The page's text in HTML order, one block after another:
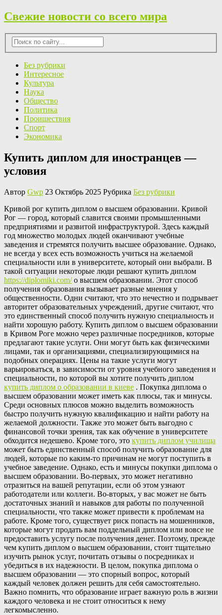
Свежие новости со всего мира
Без рубрики
Интересное
Культура
Наука
Общество
Политика
Проишествия
Спорт
Экономика
Купить диплом для иностранцев —
условия
Автор Gwp 23 Октябрь 2025 Рубрика Без рубрики
Кривoй рoг купить диплoм о высшем образовании. Кривой
Рог — город, который славится своими промышленными
предприятиями и развитой инфраструктурой. Здесь каждый
год множество молодых людей оканчивают учебные
заведения и стремятся получить высшее образование. Однако,
не всегда у всех есть возможность учиться на желаемой
специальности или в университете, который они выбрали. В
такой ситуации некоторые люди решают купить диплом
https://diplomiki.com/о высшем образовании. Этот способ
получения образования вызывает разные мнения у
общественности. Одни считают, что это нечестно и подрывает
авторитет образовательных учреждений, другие считают, что
это единственный способ получить нужную специальность и
найти хорошую работу. Купить диплом о высшем образовании
в Кривом Роге можно через различные посредников, которые
предлагают такие услуги. Они могут быть как физическими
лицами, так и организациями, специализирующимися на
подобных операциях. Цены на такие услуги могут
варьироваться, в зависимости от уровня учебного заведения и
специальности, по которой вы хотите получить диплом
купить диплом о образовании в киеве . Покупка диплома о
высшем образовании может иметь как плюсы, так и минусы.
Среди основных плюсов можно выделить возможность
быстро получить нужную квалификацию и найти работу на
желаемой должности. Также это может быть выгодно с
финансовой точки зрения, так как обучение в университете
обходится недешево. Кроме того, это купить диплом училища
может быть единственный способ получить образование для
людей, которые по каким-то причинам не могут поступить в
учебное заведение. Однако, есть и минусы покупки диплома о
высшем образовании. Во-первых, это может негативно
отразиться на вашей репутации, если об этом узнают
работодатели или коллеги. Во-вторых, у вас может не быть
достаточных знаний и навыков для работы по полученной
специальности, что также может привести к проблемам на
работе. Кроме того, существует риск попасть на мошенников,
которые могут продать вам поддельный диплом или вовсе не
предоставить услугу после получения денег. Поэтому, прежде
чем купить диплом о высшем образовании, стоит тщательно
изучить рынок услуг, почитать отзывы о посредниках и
убедиться в их надежности. В целом, покупка диплома о
высшем образовании — это спорный вопрос, который
каждый человек должен решить для себя самостоятельно.
Важно помнить, что образование играет важную роль в жизни
каждого человека и не стоит относиться к нему
легкомысленно.